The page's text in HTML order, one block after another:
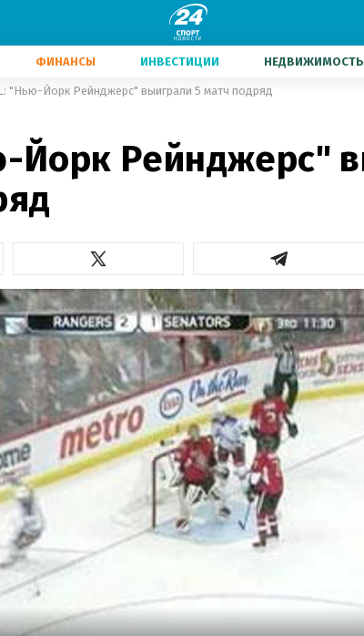
ФИНАНСЫ ИНВЕСТИЦИИ НЕДВИЖИМОСТЬ
"Нью-Йорк Рейнджерс" выиграли 5 матч подряд
Йорк Рейнджерс"